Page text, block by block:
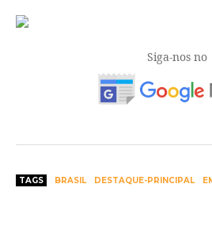
Siga-nos no
TAGS BRASIL DESTAQUE-PRINCIPAL